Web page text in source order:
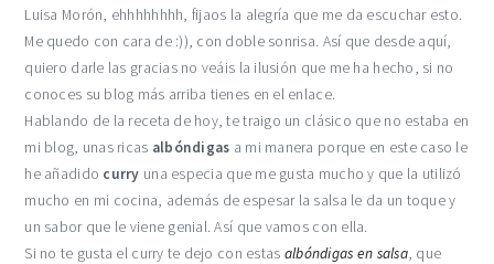
Luisa Morón, ehhhhhhhh, fijaos la alegría que me da escuchar esto.
Me quedo con cara de :)), con doble sonrisa. Así que desde aquí,
quiero darle las gracias no veáis la ilusión que me ha hecho, si no
conoces su blog más arriba tienes en el enlace.
Hablando de la receta de hoy, te traigo un clásico que no estaba en
mi blog, unas ricas albóndigas a mi manera porque en este caso le
he añadido curry una especia que me gusta mucho y que la utilizó
mucho en mi cocina, además de espesar la salsa le da un toque y
un sabor que le viene genial. Así que vamos con ella.
Si no te gusta el curry te dejo con estas albóndigas en salsa, que